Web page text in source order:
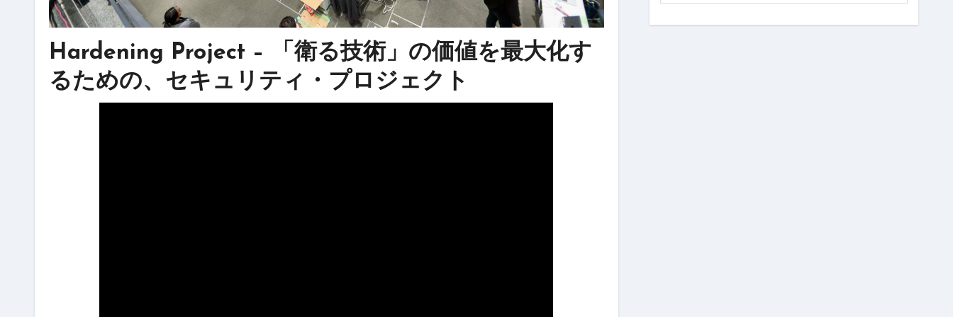
Hardening Project – 「衛る技術」の価値を最大化す
るための、セキュリティ・プロジェクト